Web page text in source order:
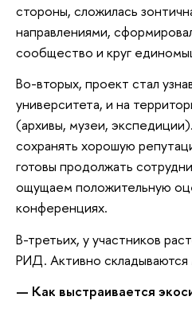
стороны, сложилась
направлениями,
сообщество и круг
Во-вторых, проект стал
университета, и на
(архивы, музеи,
сохранять хорошую
готовы продолжать
ощущаем положительную
конференциях.
В-третьих, у участников
РИД. Активно
— Как выстраивается